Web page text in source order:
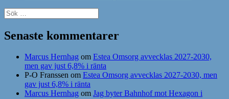
Sök
efter:
Senaste kommentarer
Marcus Hernhag om Estea Omsorg avvecklas 2027-2030,
men gav just 6,8% i ränta
P-O Franssen om Estea Omsorg avvecklas 2027-2030, men
gav just 6,8% i ränta
Marcus Hernhag om Jag byter Bahnhof mot Hexagon i